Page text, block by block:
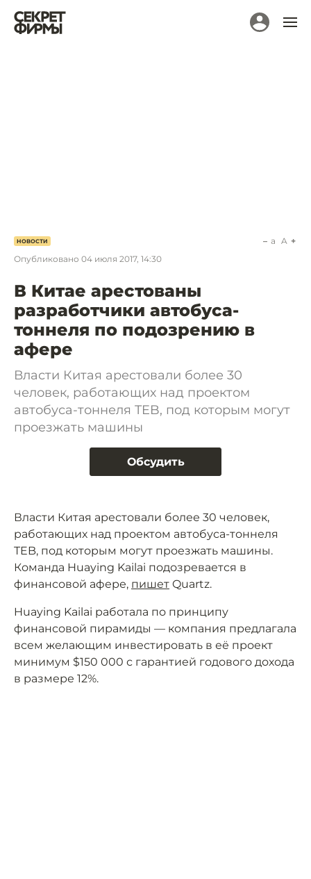
НОВОСТИ
Опубликовано 04 июля 2017, 14:30
a A
В Китае арестованы
разработчики автобуса-
тоннеля по подозрению в
афере
Власти Китая арестовали более 30
человек, работающих над проектом
автобуса-тоннеля TEB, под которым могут
проезжать машины
Обсудить
Власти Китая арестовали более 30 человек,
работающих над проектом автобуса-тоннеля
TEB, под которым могут проезжать машины.
Команда Huaying Kailai подозревается в
финансовой афере, пишет Quartz.
Huaying Kailai работала по принципу
финансовой пирамиды — компания предлагала
всем желающим инвестировать в её проект
минимум $150 000 с гарантией годового дохода
в размере 12%.